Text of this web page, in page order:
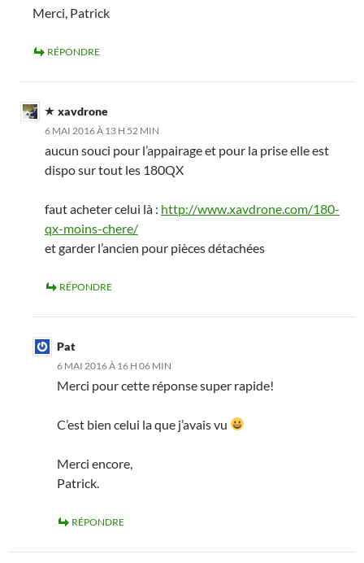
Merci, Patrick
RÉPONDRE
xavdrone
6 MAI 2016 À 13 H 52 MIN
aucun souci pour l’appairage et pour la prise elle est
dispo sur tout les 180QX
faut acheter celui là : http://www.xavdrone.com/180-
qx-moins-chere/
et garder l’ancien pour pièces détachées
RÉPONDRE
Pat
6 MAI 2016 À 16 H 06 MIN
Merci pour cette réponse super rapide!
C’est bien celui la que j’avais vu
Merci encore,
Patrick.
RÉPONDRE